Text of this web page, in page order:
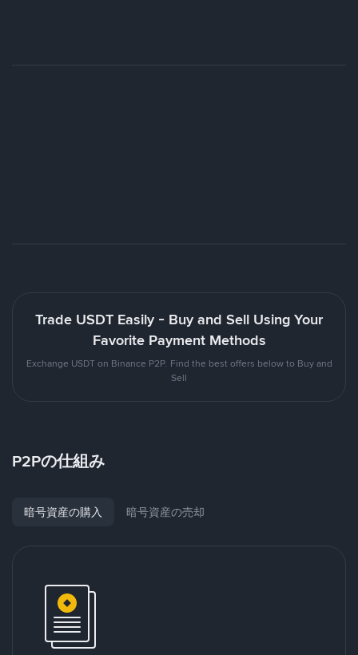
Trade USDT Easily - Buy and Sell Using Your
Favorite Payment Methods
Exchange USDT on Binance P2P. Find the best offers below to Buy and
Sell
P2Pの仕組み
暗号資産の購入 暗号資産の売却